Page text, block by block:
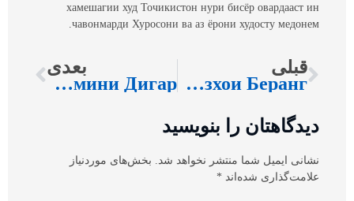
хамешагии худ Точикистон нури бисёр овардааст ин
чавонмарди Хуросони ва аз ёрони худосту медонем.
قبلی
Ин Рузхои Беранг
بعدی
Сарзамини Дигар
دیدگاهتان را بنویسید
نشانی ایمیل شما منتشر نخواهد شد.
بخش‌های موردنیاز
علامت‌گذاری شده‌اند *